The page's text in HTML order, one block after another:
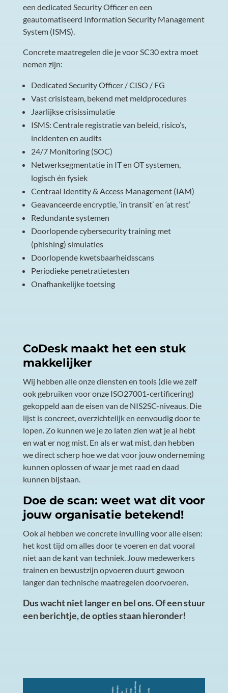
een dedicated Security Officer en een
geautomatiseerd Information Security Management
System (ISMS).
Concrete maatregelen die je voor SC30 extra moet
nemen zijn:
Dedicated Security Officer / CISO / FG
Vast crisisteam, bekend met meldprocedures
Jaarlijkse crisissimulatie
ISMS: Centrale registratie van beleid, risico’s,
incidenten en audits
24/7 Monitoring (SOC)
Netwerksegmentatie in IT en OT systemen,
logisch én fysiek
Centraal Identity & Access Management (IAM)
Geavanceerde encryptie, ‘in transit’ en ‘at rest’
Redundante systemen
Doorlopende cybersecurity training met
(phishing) simulaties
Doorlopende kwetsbaarheidsscans
Periodieke penetratietesten
Onafhankelijke toetsing
CoDesk maakt het een stuk
makkelijker
Wij hebben alle onze diensten en tools (die we zelf
ook gebruiken voor onze ISO27001-certificering)
gekoppeld aan de eisen van de NIS2SC-niveaus. Die
lijst is concreet, overzichtelijk en eenvoudig door te
lopen. Zo kunnen we je zo laten zien wat je al hebt
en wat er nog mist. En als er wat mist, dan hebben
we direct scherp hoe we dat voor jouw onderneming
kunnen oplossen of waar je met raad en daad
kunnen bijstaan.
Doe de scan: weet wat dit voor
jouw organisatie betekend!
Ook al hebben we concrete invulling voor alle eisen:
het kost tijd om alles door te voeren en dat vooral
niet aan de kant van techniek. Jouw medewerkers
trainen en bewustzijn opvoeren duurt gewoon
langer dan technische maatregelen doorvoeren.
Dus wacht niet langer en bel ons. Of een stuur
een berichtje, de opties staan hieronder!